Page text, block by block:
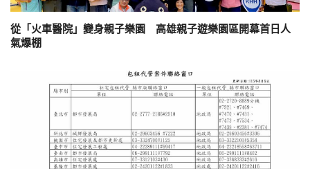
從「火車醫院」變身親子樂園 高雄親子遊樂園區開幕首日人
氣爆棚